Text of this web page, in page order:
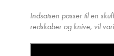
Indsatsen passer til en
redskaber og knive, vil